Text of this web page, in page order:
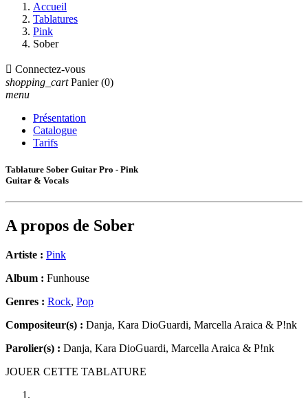
Accueil
Tablatures
Pink
Sober
 Connectez-vous
shopping_cart Panier (0)
menu
Présentation
Catalogue
Tarifs
Tablature Sober Guitar Pro - Pink
Guitar & Vocals
A propos de Sober
Artiste : Pink
Album : Funhouse
Genres : Rock, Pop
Compositeur(s) : Danja, Kara DioGuardi, Marcella Araica & P!nk
Parolier(s) : Danja, Kara DioGuardi, Marcella Araica & P!nk
JOUER CETTE TABLATURE